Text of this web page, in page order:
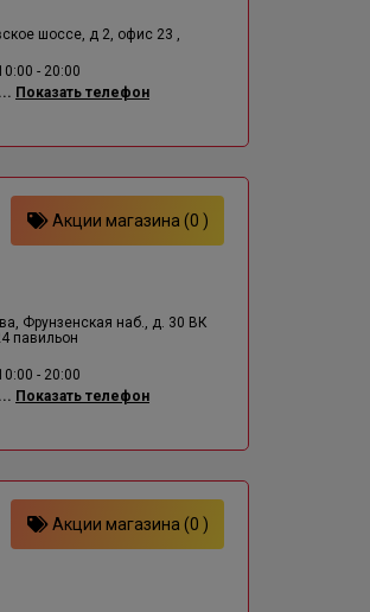
шоссе, д 2, офис 23 ,
- 20:00
Показать телефон
Акции магазина (0 )
Фрунзенская наб., д. 30 ВК
павильон
- 20:00
Показать телефон
Акции магазина (0 )